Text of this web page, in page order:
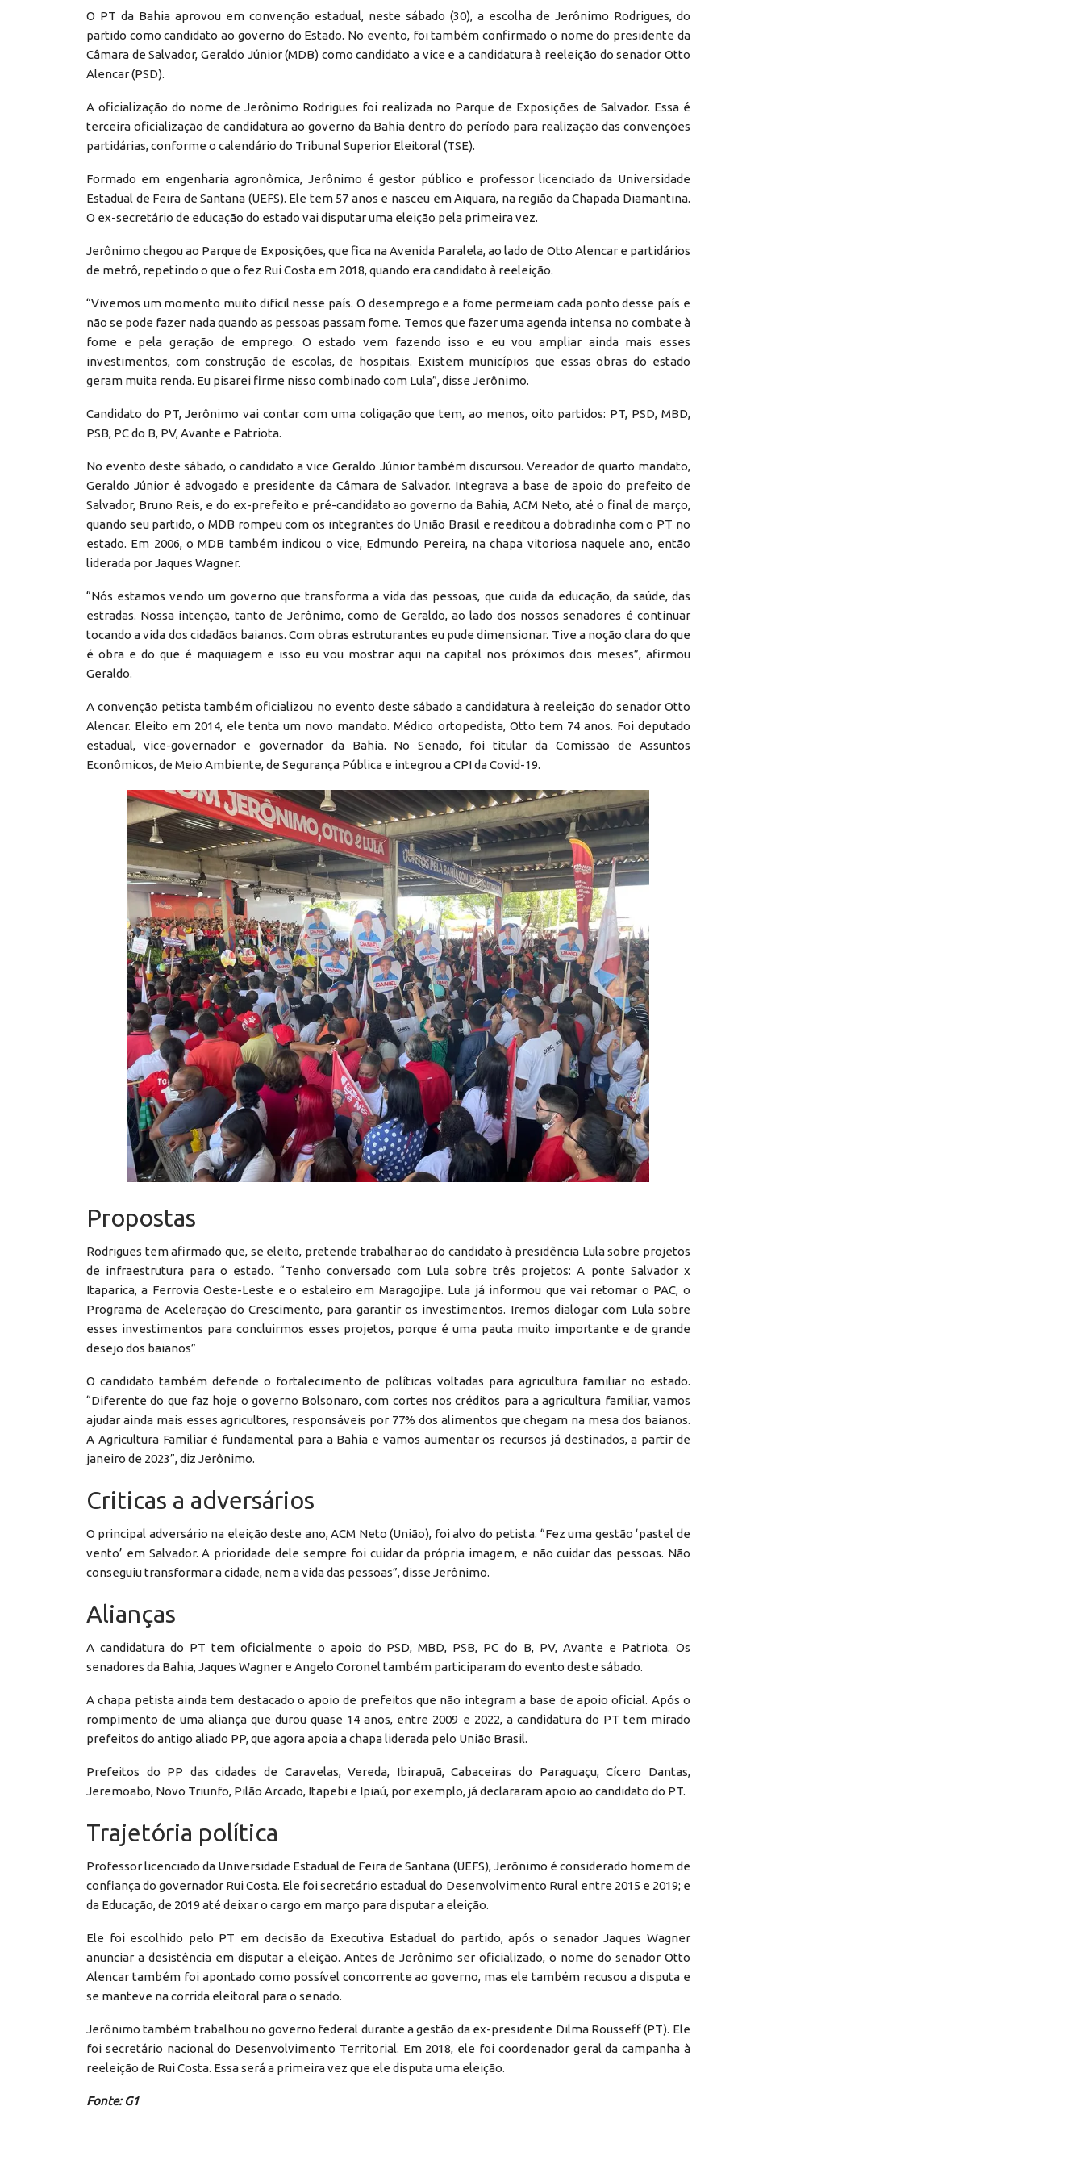
O PT da Bahia aprovou em convenção estadual, neste sábado (30), a escolha de Jerônimo Rodrigues, do
partido como candidato ao governo do Estado. No evento, foi também confirmado o nome do presidente da
Câmara de Salvador, Geraldo Júnior (MDB) como candidato a vice e a candidatura à reeleição do senador Otto
Alencar (PSD).
A oficialização do nome de Jerônimo Rodrigues foi realizada no Parque de Exposições de Salvador. Essa é
terceira oficialização de candidatura ao governo da Bahia dentro do período para realização das convenções
partidárias, conforme o calendário do Tribunal Superior Eleitoral (TSE).
Formado em engenharia agronômica, Jerônimo é gestor público e professor licenciado da Universidade
Estadual de Feira de Santana (UEFS). Ele tem 57 anos e nasceu em Aiquara, na região da Chapada Diamantina.
O ex-secretário de educação do estado vai disputar uma eleição pela primeira vez.
Jerônimo chegou ao Parque de Exposições, que fica na Avenida Paralela, ao lado de Otto Alencar e partidários
de metrô, repetindo o que o fez Rui Costa em 2018, quando era candidato à reeleição.
“Vivemos um momento muito difícil nesse país. O desemprego e a fome permeiam cada ponto desse país e
não se pode fazer nada quando as pessoas passam fome. Temos que fazer uma agenda intensa no combate à
fome e pela geração de emprego. O estado vem fazendo isso e eu vou ampliar ainda mais esses
investimentos, com construção de escolas, de hospitais. Existem municípios que essas obras do estado
geram muita renda. Eu pisarei firme nisso combinado com Lula”, disse Jerônimo.
Candidato do PT, Jerônimo vai contar com uma coligação que tem, ao menos, oito partidos: PT, PSD, MBD,
PSB, PC do B, PV, Avante e Patriota.
No evento deste sábado, o candidato a vice Geraldo Júnior também discursou. Vereador de quarto mandato,
Geraldo Júnior é advogado e presidente da Câmara de Salvador. Integrava a base de apoio do prefeito de
Salvador, Bruno Reis, e do ex-prefeito e pré-candidato ao governo da Bahia, ACM Neto, até o final de março,
quando seu partido, o MDB rompeu com os integrantes do União Brasil e reeditou a dobradinha com o PT no
estado. Em 2006, o MDB também indicou o vice, Edmundo Pereira, na chapa vitoriosa naquele ano, então
liderada por Jaques Wagner.
“Nós estamos vendo um governo que transforma a vida das pessoas, que cuida da educação, da saúde, das
estradas. Nossa intenção, tanto de Jerônimo, como de Geraldo, ao lado dos nossos senadores é continuar
tocando a vida dos cidadãos baianos. Com obras estruturantes eu pude dimensionar. Tive a noção clara do que
é obra e do que é maquiagem e isso eu vou mostrar aqui na capital nos próximos dois meses”, afirmou
Geraldo.
A convenção petista também oficializou no evento deste sábado a candidatura à reeleição do senador Otto
Alencar. Eleito em 2014, ele tenta um novo mandato. Médico ortopedista, Otto tem 74 anos. Foi deputado
estadual, vice-governador e governador da Bahia. No Senado, foi titular da Comissão de Assuntos
Econômicos, de Meio Ambiente, de Segurança Pública e integrou a CPI da Covid-19.
Propostas
Rodrigues tem afirmado que, se eleito, pretende trabalhar ao do candidato à presidência Lula sobre projetos
de infraestrutura para o estado. “Tenho conversado com Lula sobre três projetos: A ponte Salvador x
Itaparica, a Ferrovia Oeste-Leste e o estaleiro em Maragojipe. Lula já informou que vai retomar o PAC, o
Programa de Aceleração do Crescimento, para garantir os investimentos. Iremos dialogar com Lula sobre
esses investimentos para concluirmos esses projetos, porque é uma pauta muito importante e de grande
desejo dos baianos”
O candidato também defende o fortalecimento de políticas voltadas para agricultura familiar no estado.
“Diferente do que faz hoje o governo Bolsonaro, com cortes nos créditos para a agricultura familiar, vamos
ajudar ainda mais esses agricultores, responsáveis por 77% dos alimentos que chegam na mesa dos baianos.
A Agricultura Familiar é fundamental para a Bahia e vamos aumentar os recursos já destinados, a partir de
janeiro de 2023”, diz Jerônimo.
Criticas a adversários
O principal adversário na eleição deste ano, ACM Neto (União), foi alvo do petista. “Fez uma gestão ‘pastel de
vento’ em Salvador. A prioridade dele sempre foi cuidar da própria imagem, e não cuidar das pessoas. Não
conseguiu transformar a cidade, nem a vida das pessoas”, disse Jerônimo.
Alianças
A candidatura do PT tem oficialmente o apoio do PSD, MBD, PSB, PC do B, PV, Avante e Patriota. Os
senadores da Bahia, Jaques Wagner e Angelo Coronel também participaram do evento deste sábado.
A chapa petista ainda tem destacado o apoio de prefeitos que não integram a base de apoio oficial. Após o
rompimento de uma aliança que durou quase 14 anos, entre 2009 e 2022, a candidatura do PT tem mirado
prefeitos do antigo aliado PP, que agora apoia a chapa liderada pelo União Brasil.
Prefeitos do PP das cidades de Caravelas, Vereda, Ibirapuã, Cabaceiras do Paraguaçu, Cícero Dantas,
Jeremoabo, Novo Triunfo, Pilão Arcado, Itapebi e Ipiaú, por exemplo, já declararam apoio ao candidato do PT.
Trajetória política
Professor licenciado da Universidade Estadual de Feira de Santana (UEFS), Jerônimo é considerado homem de
confiança do governador Rui Costa. Ele foi secretário estadual do Desenvolvimento Rural entre 2015 e 2019; e
da Educação, de 2019 até deixar o cargo em março para disputar a eleição.
Ele foi escolhido pelo PT em decisão da Executiva Estadual do partido, após o senador Jaques Wagner
anunciar a desistência em disputar a eleição. Antes de Jerônimo ser oficializado, o nome do senador Otto
Alencar também foi apontado como possível concorrente ao governo, mas ele também recusou a disputa e
se manteve na corrida eleitoral para o senado.
Jerônimo também trabalhou no governo federal durante a gestão da ex-presidente Dilma Rousseff (PT). Ele
foi secretário nacional do Desenvolvimento Territorial. Em 2018, ele foi coordenador geral da campanha à
reeleição de Rui Costa. Essa será a primeira vez que ele disputa uma eleição.
Fonte: G1